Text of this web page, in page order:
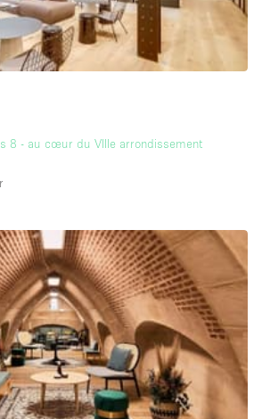
8 - au cœur du VIIIe arrondissement